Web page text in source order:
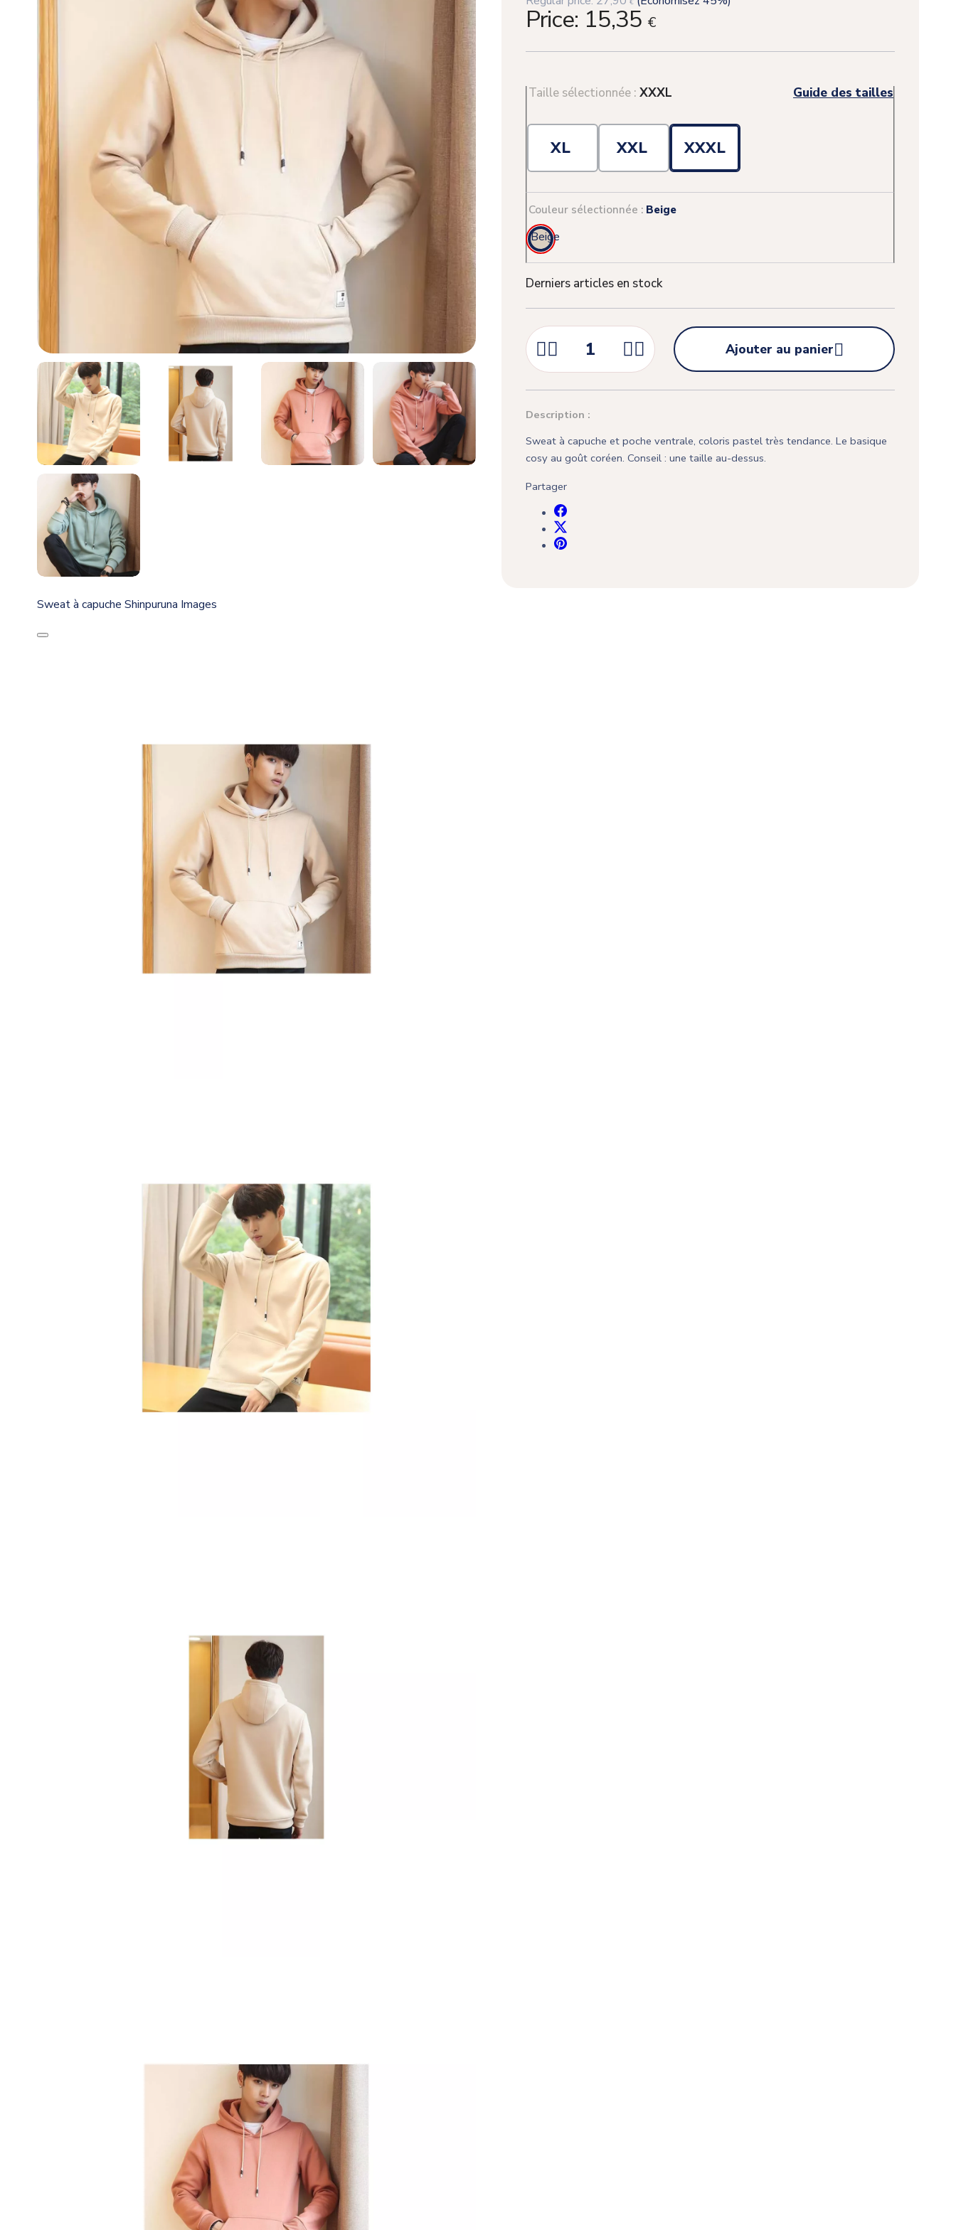
Sweat à capuche Shinpuruna Images
€
Price: 15,35 €
Taille sélectionnée :XXXL Guide des tailles
XL XXL XXXL
Couleur sélectionnée : Beige
Beige
Derniers articles en stock
  
Ajouter au panier
Description :
Sweat à capuche et poche ventrale, coloris pastel très tendance. Le basique
cosy au goût coréen. Conseil : une taille au-dessus.
Partager